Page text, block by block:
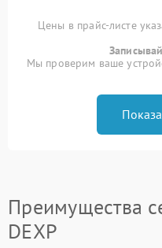
Цены в прайс-листе
Мы проверим ваше
Преимущества
DEXP